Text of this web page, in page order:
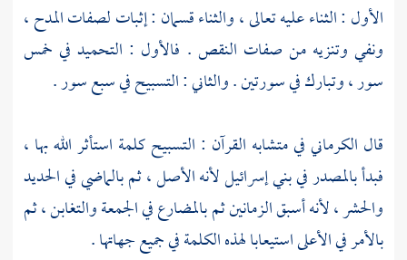
الأول : الثناء عليه تعالى ، والثناء قسمان : إثبات لصفات المدح ،
ونفي وتنزيه من صفات النقص . فالأول : التحميد في خمس
سور ، وتبارك في سورتين . والثاني : التسبيح في سبع سور .
قال الكرمانيفي متشابه القرآن : التسبيح كلمة استأثر الله بها ،
فبدأ بالمصدر فيبني إسرائيللأنه الأصل ، ثم بالماضي في الحديد
والحشر ، لأنه أسبق الزمانين ثم بالمضارع في الجمعة والتغابن ، ثم
بالأمر في الأعلى استيعابا لهذه الكلمة في جميع جهاتها .